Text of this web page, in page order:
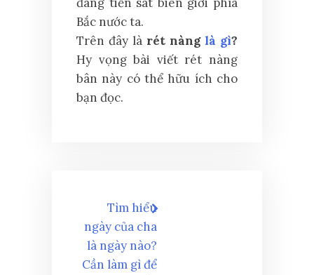
Bắc nước ta.
Trên đây là rét nàng là gì?
Hy vọng bài viết rét nàng
bân này có thể hữu ích cho
bạn đọc.
Điều
hướng
bài
Tìm hiểu
ngày của cha
là ngày nào?
Cần làm gì để